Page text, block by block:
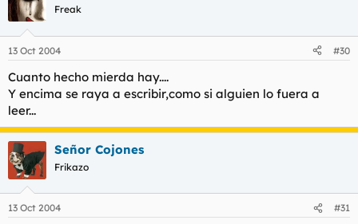
Freak
13 Oct 2004 #30
Cuanto hecho mierda hay....
Y encima se raya a escribir,como si alguien lo fuera a
leer...
Señor Cojones
Frikazo
13 Oct 2004 #31